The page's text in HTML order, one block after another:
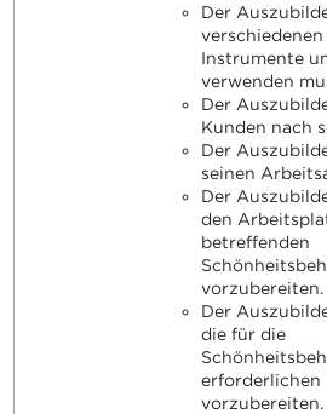
Der
verschiedenen
Instrumente
verwenden
Der
Kunden nach
Der
seinen
Der
den
betreffenden
vorzubereiten.
Der
die für die
erforderlichen
vorzubereiten.